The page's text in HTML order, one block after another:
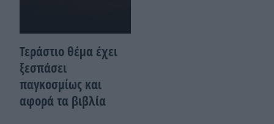
Τεράστιο θέμα έχει
ξεσπάσει
παγκοσμίως και
αφορά τα βιβλία